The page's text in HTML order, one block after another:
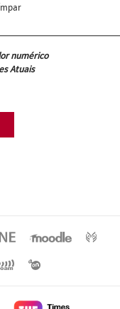
numérico
Atuais